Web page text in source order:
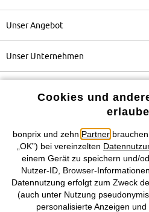
Unser Angebot
Unser Unternehmen
Mehr von
Preisangaben inkl. gesetzl.
Cookies und
bonprix und zehn Partner
„OK”) bei vereinzelten
einem Gerät zu speichern und/
Nutzer-ID, Browser-
Datennutzung erfolgt zum Zweck
(auch unter Nutzung
personalisierte Anzeigen